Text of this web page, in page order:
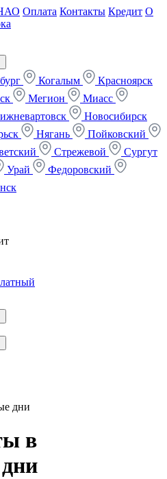
Оплата Контакты Кредит О
Когалым
Красноярск
Мегион
Миасс
Новосибирск
Нягань
Пойковский
Стрежевой
Сургут
Урай
Федоровский
дни
в